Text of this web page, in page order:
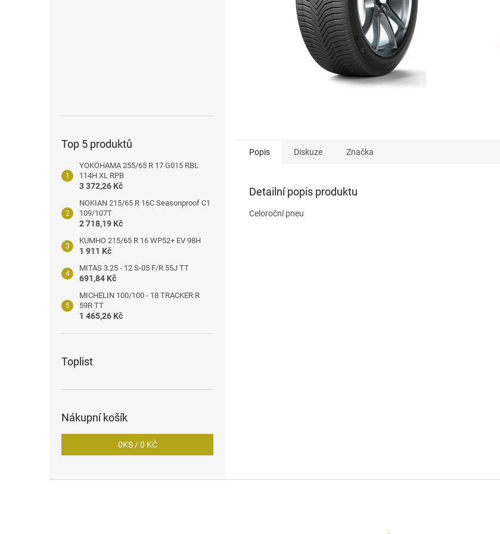
Top 5 produktů
YOKOHAMA 255/65 R 17 G015 RBL
114H XL RPB
3 372,26 Kč
NOKIAN 215/65 R 16C Seasonproof C1
109/107T
2 718,19 Kč
KUMHO 215/65 R 16 WP52+ EV 98H
1 911 Kč
MITAS 3.25 - 12 S-05 F/R 55J TT
691,84 Kč
MICHELIN 100/100 - 18 TRACKER R
59R TT
1 465,26 Kč
Toplist
Nákupní košík
0KS /0 KČ
Popis Diskuze Značka
Detailní popis produktu
Celoroční pneu